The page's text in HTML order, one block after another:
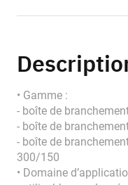
• Gamme :
- boîte de
- boîte de
- boîte de
300/150
• Domaine